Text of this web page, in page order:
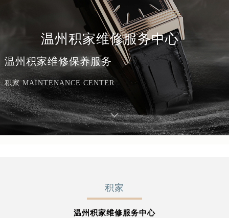
温州积家维修服务中心
温州积家维修保养服务
积家 MAINTENANCE CENTER
积家
温州积家维修服务中心